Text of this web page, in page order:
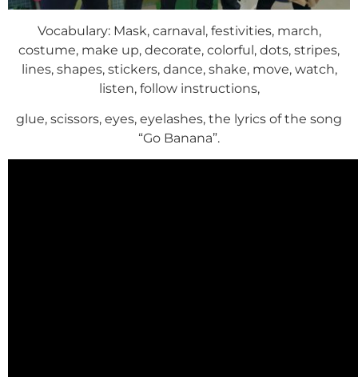
Vocabulary: Mask, carnaval, festivities, march,
costume, make up, decorate, colorful, dots, stripes,
lines, shapes, stickers, dance, shake, move, watch,
listen, follow instructions,
glue, scissors, eyes, eyelashes, the lyrics of the song
“Go Banana”.